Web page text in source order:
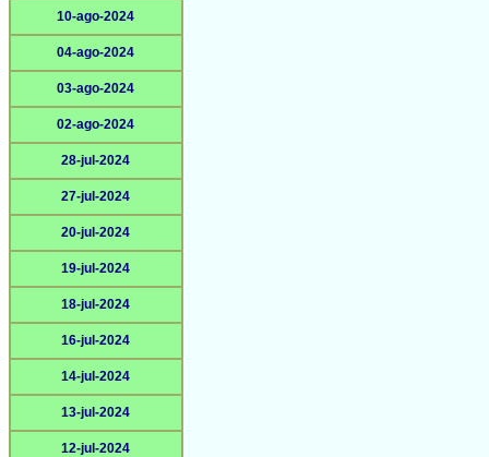
10-ago-2024
04-ago-2024
03-ago-2024
02-ago-2024
28-jul-2024
27-jul-2024
20-jul-2024
19-jul-2024
18-jul-2024
16-jul-2024
14-jul-2024
13-jul-2024
12-jul-2024